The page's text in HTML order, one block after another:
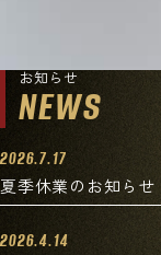
お知らせ
NEWS
2026.7.17
夏季休業のお知らせ
2026.4.14